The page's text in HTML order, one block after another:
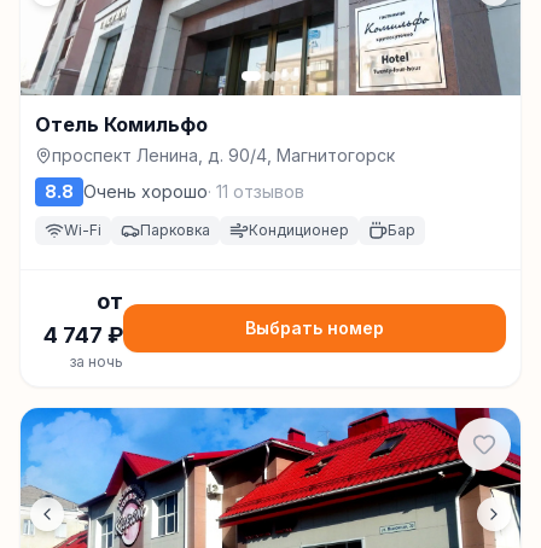
Отель Комильфо
проспект Ленина, д. 90/4, Магнитогорск
8.8 Очень хорошо· 11 отзывов
Wi-Fi Парковка Кондиционер Бар
от
4 747 ₽
за ночь
Выбрать номер